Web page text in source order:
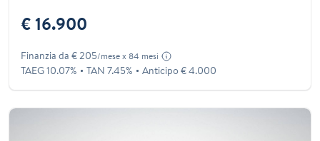
€ 16.900
Finanzia da € 205/mese x 84 mesi
TAEG 10.07% TAN 7.45% Anticipo € 4.000